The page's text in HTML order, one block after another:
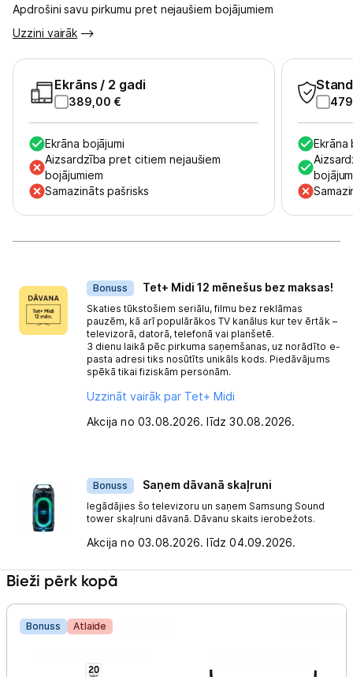
Apdrošini savu pirkumu pret nejaušiem bojājumiem
Uzzini vairāk
Ekrāns / 2 gadi
389,00 €
Ekrāna bojājumi
Aizsardzība pret citiem nejaušiem
bojājumiem
Samazināts pašrisks
Ekrāna
Bonuss Tet+ Midi 12 mēnešus bez maksas!
Skaties tūkstošiem seriālu, filmu bez reklāmas
pauzēm, kā arī populārākos TV kanālus kur tev ērtāk –
televizorā, datorā, telefonā vai planšetē.
3 dienu laikā pēc pirkuma saņemšanas, uz norādīto e-
pasta adresi tiks nosūtīts unikāls kods. Piedāvājums
spēkā tikai fiziskām personām.
Uzzināt vairāk par Tet+ Midi
Akcija no 03.08.2026. līdz 30.08.2026.
Bonuss Saņem dāvanā skaļruni
Iegādājies šo televizoru un saņem Samsung Sound
tower skaļruni dāvanā. Dāvanu skaits ierobežots.
Akcija no 03.08.2026. līdz 04.09.2026.
Bieži pērk kopā
Bonuss Atlaide